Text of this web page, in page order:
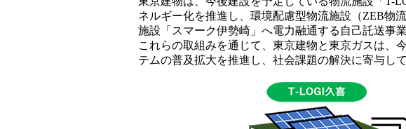
ネルギー化を推進し、環境配慮型物流施設（ZEB物
施設「スマーク伊勢崎」へ電力融通する自己託送事
これらの取組みを通じて、東京建物と東京ガスは、
テムの普及拡大を推進し、社会課題の解決に寄与し